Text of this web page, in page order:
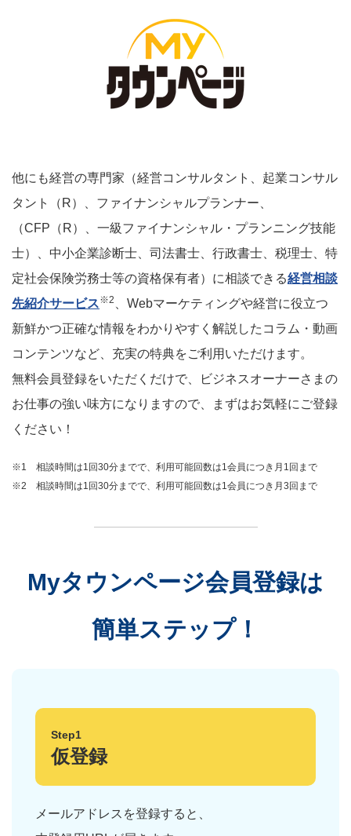
他にも経営の専門家（経営コンサルタント、起業コンサル
タント（R）、ファイナンシャルプランナー、
（CFP（R）、一級ファイナンシャル・プランニング技能
士）、中小企業診断士、司法書士、行政書士、税理士、特
定社会保険労務士等の資格保有者）に相談できる経営相談
先紹介サービス※2
、Webマーケティングや経営に役立つ
新鮮かつ正確な情報をわかりやすく解説したコラム・動画
コンテンツなど、充実の特典をご利用いただけます。
無料会員登録をいただくだけで、ビジネスオーナーさまの
お仕事の強い味方になりますので、まずはお気軽にご登録
ください！
※1 相談時間は1回30分までで、利用可能回数は1会員につき月1回まで
※2 相談時間は1回30分までで、利用可能回数は1会員につき月3回まで
Myタウンページ会員登録は
簡単ステップ！
Step1
仮登録
メールアドレスを登録すると、